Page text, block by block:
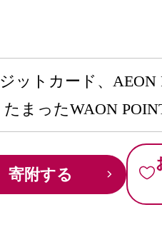
ットカード、AEON
たまったWAON
寄附する